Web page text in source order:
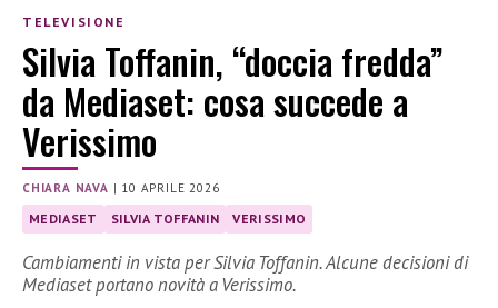
TELEVISIONE
Silvia Toffanin, “doccia fredda”
da Mediaset: cosa succede a
Verissimo
CHIARA NAVA | 10 APRILE 2026
MEDIASET SILVIA TOFFANIN VERISSIMO
Cambiamenti in vista per Silvia Toffanin. Alcune decisioni di
Mediaset portano novità a Verissimo.